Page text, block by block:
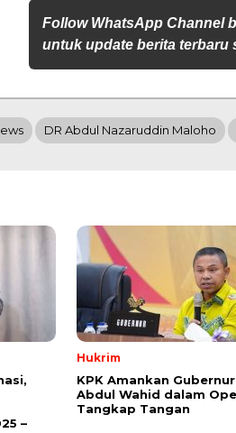
Follow WhatsApp Channel
untuk update berita terbaru
DR Abdul Nazaruddin Maloho
–
Hukrim
KPK Amankan
Abdul Wahid dalam
Tangkap Tangan